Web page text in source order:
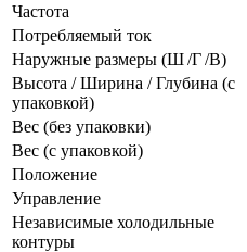
Частота
Потребляемый ток
Наружные размеры (Ш /Г /В)
Высота / Ширина / Глубина (с
упаковкой)
Вес (без упаковки)
Вес (с упаковкой)
Положение
Управление
Независимые холодильные
контуры